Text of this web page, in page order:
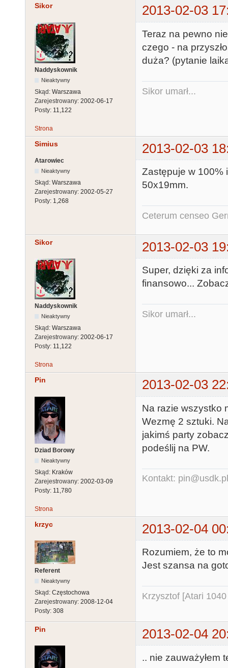
Sikor 2013-02-03
Naddyskownik
Nieaktywny
Skąd: Warszawa
Zarejestrowany: 2002-06-17
Posty: 11,122
Teraz na pewno
czego - na
duża? (pytanie
Sikor umarł...
Strona
Simius 2013-02-03
Atarowiec
Nieaktywny
Skąd: Warszawa
Zarejestrowany: 2002-05-27
Posty: 1,268
Zastępuje w 100%
50x19mm.
Ceterum censeo
Sikor 2013-02-03
Naddyskownik
Nieaktywny
Skąd: Warszawa
Zarejestrowany: 2002-06-17
Posty: 11,122
Super, dzięki za
finansowo...
Sikor umarł...
Strona
Pin 2013-02-03
Dziad Borowy
Nieaktywny
Skąd: Kraków
Zarejestrowany: 2002-03-09
Posty: 11,780
Na razie wszystko
Wezmę 2 sztuki.
jakimś party
podeślij na PW.
Kontakt: pin@usdk.pl
Strona
krzyc 2013-02-04
Referent
Nieaktywny
Skąd: Częstochowa
Zarejestrowany: 2008-12-04
Posty: 308
Rozumiem, że to
Jest szansa na
Krzysztof [Atari
Pin 2013-02-04
.. nie zauważyłem